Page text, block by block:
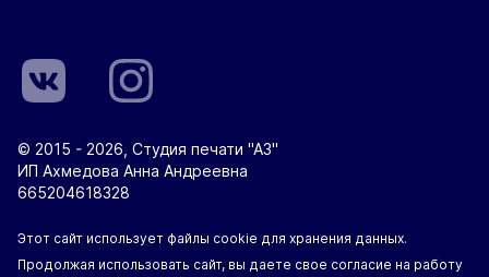
© 2015 - 2026, Студия печати "А3"
ИП Ахмедова Анна Андреевна
665204618328
Этот сайт использует файлы cookie для хранения данных.
Продолжая использовать сайт, вы даете свое согласие на работу